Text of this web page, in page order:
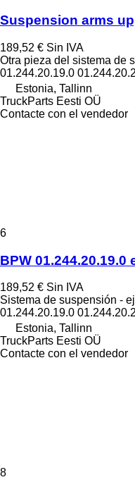
Suspension arms
189,52 € Sin IVA
Otra pieza del sistema de
01.244.20.19.0
Estonia, Tallinn
TruckParts Eesti OÜ
Contacte con el vendedor
6
BPW 01.244.20.19.0
189,52 € Sin IVA
Sistema de suspensión -
01.244.20.19.0
Estonia, Tallinn
TruckParts Eesti OÜ
Contacte con el vendedor
8